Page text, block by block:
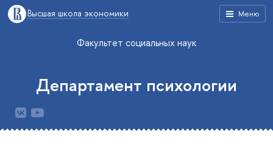
Меню
Высшая школа экономики
Факультет социальных наук
Департамент психологии